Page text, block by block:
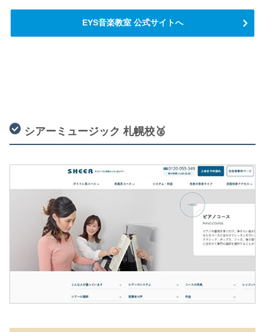
EYS音楽教室 公式サイトへ
シアーミュージック 札幌校🥈